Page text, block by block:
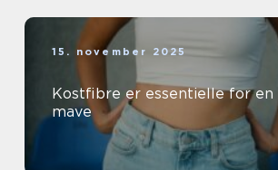
15. november 2025
Kostfibre er essentielle for en
mave